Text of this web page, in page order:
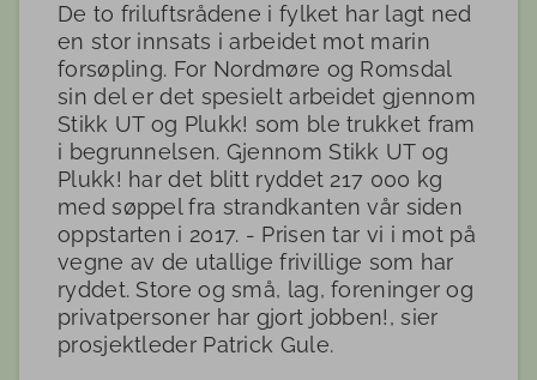
De to friluftsrådene i fylket har lagt ned
en stor innsats i arbeidet mot marin
forsøpling. For Nordmøre og Romsdal
sin del er det spesielt arbeidet gjennom
Stikk UT og Plukk! som ble trukket fram
i begrunnelsen. Gjennom Stikk UT og
Plukk! har det blitt ryddet 217 000 kg
med søppel fra strandkanten vår siden
oppstarten i 2017. - Prisen tar vi i mot på
vegne av de utallige frivillige som har
ryddet. Store og små, lag, foreninger og
privatpersoner har gjort jobben!, sier
prosjektleder Patrick Gule.